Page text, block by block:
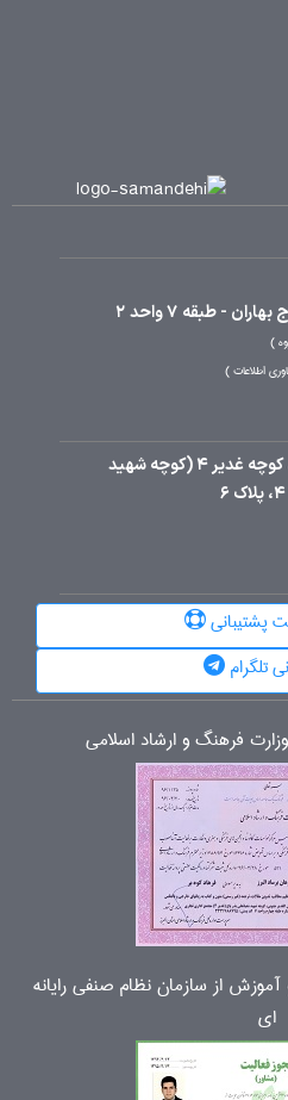
- طبقه 7 واحد 2
اطلاعات
البرز، نظرآباد، الغدیر جنوبی، کوچه غدیر 4 (کوچه شهید
پشتیبانی
تلگرام
فرهنگ و ارشاد اسلامی
از سازمان نظام صنفی رایانه
ای